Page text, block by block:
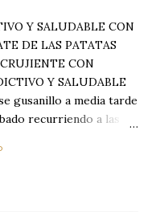
Y SALUDABLE CON
DE LAS PATATAS
CON
Y SALUDABLE
gusanillo a media tarde
recurriendo a las
fritos o snacks
saturadas y sodio?